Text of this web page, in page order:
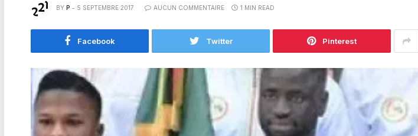
BY P 5 SEPTEMBRE 2017 AUCUN COMMENTAIRE 1 MIN READ
Facebook Twitter Pinterest